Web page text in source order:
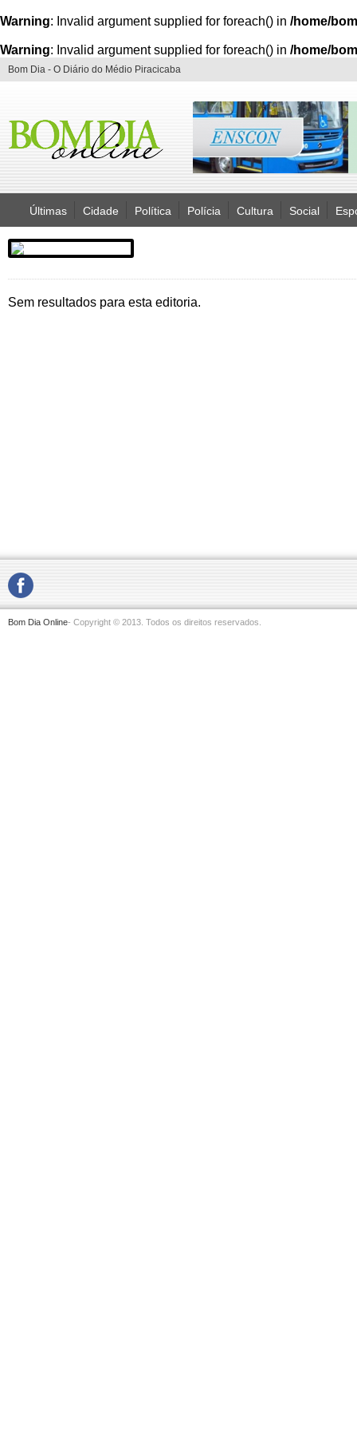
Warning: Invalid argument supplied for foreach() in /home/
Warning: Invalid argument supplied for foreach() in /home/
Bom Dia - O Diário do Médio Piracicaba
Últimas Cidade Política Polícia Cultura Social
Sem resultados para esta editoria.
Bom Dia Online- Copyright © 2013. Todos os direitos reservados.